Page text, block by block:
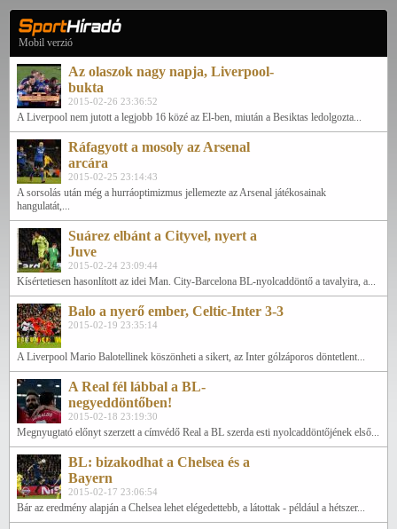
Mobil verzió
Az olaszok nagy napja, Liverpool-
bukta
2015-02-26 23:36:52
A Liverpool nem jutott a legjobb 16 közé az El-ben, miután a Besiktas ledolgozta...
Ráfagyott a mosoly az Arsenal
arcára
2015-02-25 23:14:43
A sorsolás után még a hurráoptimizmus jellemezte az Arsenal játékosainak
hangulatát,...
Suárez elbánt a Cityvel, nyert a
Juve
2015-02-24 23:09:44
Kísértetiesen hasonlított az idei Man. City-Barcelona BL-nyolcaddöntő a tavalyira, a...
Balo a nyerő ember, Celtic-Inter 3-3
2015-02-19 23:35:14
A Liverpool Mario Balotellinek köszönheti a sikert, az Inter gólzáporos döntetlent...
A Real fél lábbal a BL-
negyeddöntőben!
2015-02-18 23:19:30
Megnyugtató előnyt szerzett a címvédő Real a BL szerda esti nyolcaddöntőjének első...
BL: bizakodhat a Chelsea és a
Bayern
2015-02-17 23:06:54
Bár az eredmény alapján a Chelsea lehet elégedettebb, a látottak - például a hétszer...